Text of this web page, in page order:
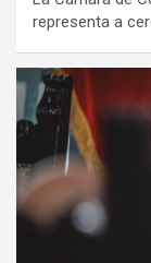
representa a